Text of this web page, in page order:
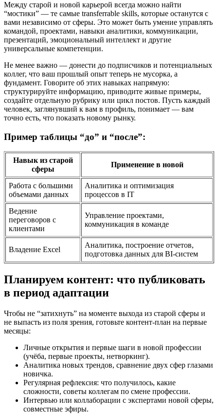
Между старой и новой карьерой всегда можно найти
“мостики” — те самые transferrable skills, которые останутся с
вами независимо от сферы. Это может быть умение управлять
командой, проектами, навыки аналитики, коммуникации,
презентаций, эмоциональный интеллект и другие
универсальные компетенции.
Не менее важно — донести до подписчиков и потенциальных
коллег, что ваш прошлый опыт теперь не мусорка, а
фундамент. Говорите об этих навыках напрямую:
структурируйте информацию, приводите живые примеры,
создайте отдельную рубрику или цикл постов. Пусть каждый
человек, заглянувший к вам в профиль, понимает — вам
точно есть, что показать новому рынку.
Пример таблицы “до” и “после”:
Навык из старой
сферы
Применение в новой
Работа с большими
объемами данных
Аналитика и оптимизация
процессов в IT
Ведение
переговоров с
клиентами
Управление проектами,
коммуникация в команде
Владение Excel
Аналитика, построение отчетов,
подготовка данных для BI-систем
Планируем контент: что публиковать
в период адаптации
Чтобы не “затихнуть” на моменте выхода из старой сферы и
не выпасть из поля зрения, готовьте контент-план на первые
месяцы:
Личные открытия и первые шаги в новой профессии
(учёба, первые проекты, нетворкинг).
Аналитика новых трендов, сравнение двух сфер глазами
новичка.
Регулярная рефлексия: что получилось, какие
сложности, советы коллегам по смене профессии.
Интервью или коллаборации с экспертами новой сферы,
совместные эфиры.